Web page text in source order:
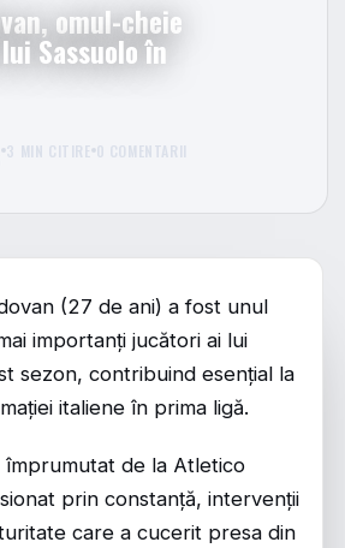
omul-cheie
Sassuolo în
3 MIN CITIRE 0 COMENTARII
(27 de ani) a fost unul
importanți jucători ai lui
sezon, contribuind esențial la
italiene în prima ligă.
de la Atletico
prin constanță, intervenții
care a cucerit presa din